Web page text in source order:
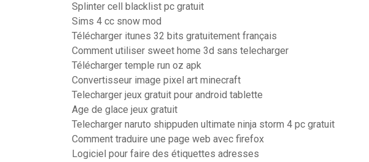
Splinter cell blacklist pc gratuit
Sims 4 cc snow mod
Télécharger itunes 32 bits gratuitement français
Comment utiliser sweet home 3d sans telecharger
Télécharger temple run oz apk
Convertisseur image pixel art minecraft
Telecharger jeux gratuit pour android tablette
Age de glace jeux gratuit
Telecharger naruto shippuden ultimate ninja storm 4 pc gratuit
Comment traduire une page web avec firefox
Logiciel pour faire des étiquettes adresses